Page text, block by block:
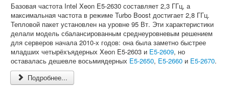
Базовая частота Intel Xeon E5-2630 составляет 2,3 ГГц, а
максимальная частота в режиме Turbo Boost достигает 2,8 ГГц.
Тепловой пакет установлен на уровне 95 Вт. Эти характеристики
делали модель сбалансированным среднеуровневым решением
для серверов начала 2010-х годов: она была заметно быстрее
младших четырёхъядерных Xeon E5-2603 и E5-2609, но
оставалась дешевле восьмиядерных E5-2650, E5-2660 и E5-2670.
Подробнее...